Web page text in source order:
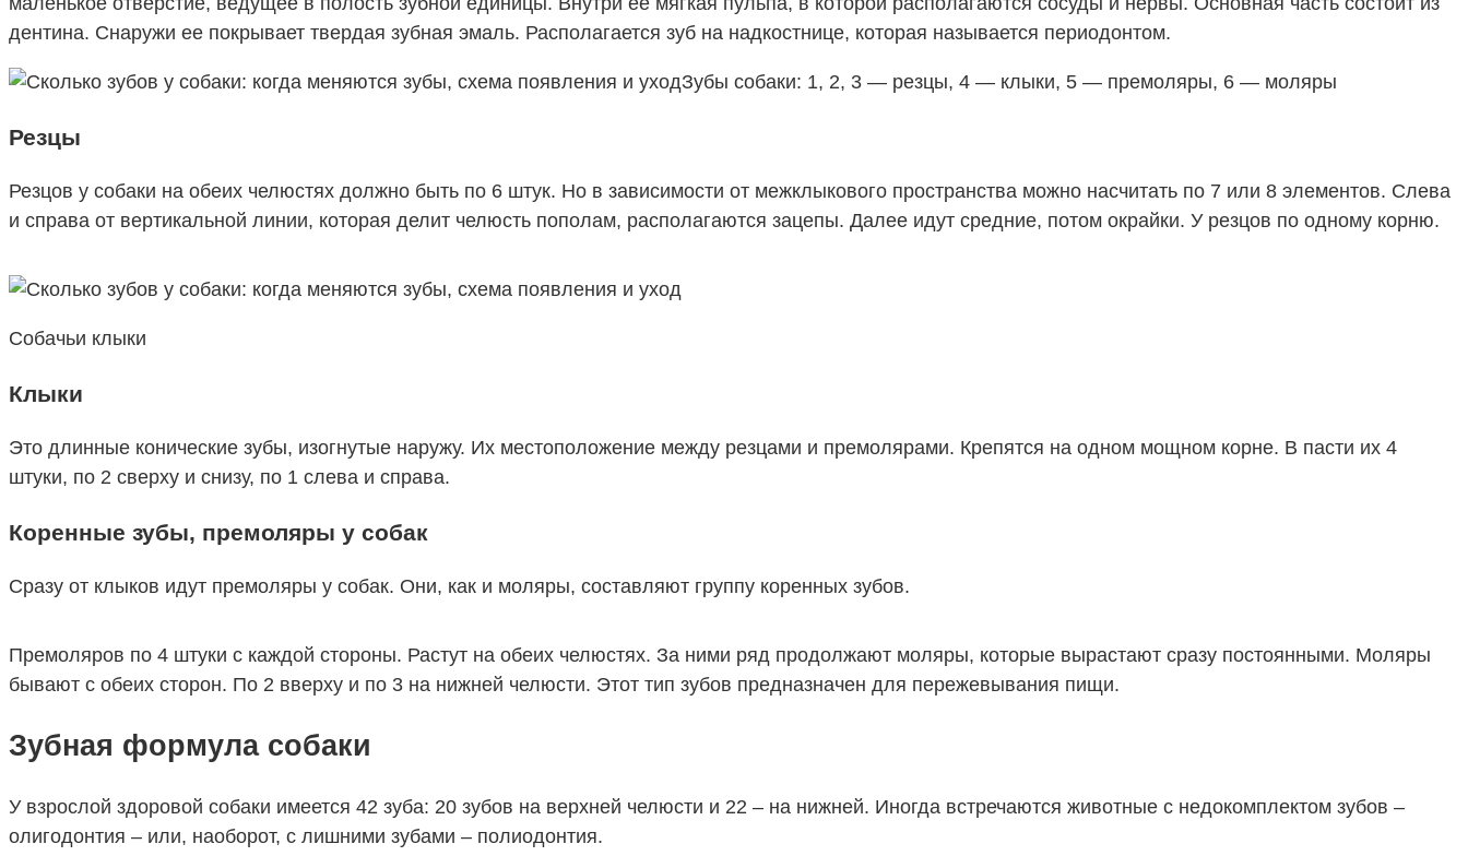
дентина. Снаружи ее покрывает твердая зубная эмаль. Располагается зуб на надкостнице, которая называется периодонтом.
Зубы собаки: 1, 2, 3 — резцы, 4 — клыки, 5 — премоляры, 6 — моляры
Резцы
Резцов у собаки на обеих челюстях должно быть по 6 штук. Но в зависимости от межклыкового пространства можно насчитать по 7 или 8 элементов. Слева
и справа от вертикальной линии, которая делит челюсть пополам, располагаются зацепы. Далее идут средние, потом окрайки. У резцов по одному корню.
Собачьи клыки
Клыки
Это длинные конические зубы, изогнутые наружу. Их местоположение между резцами и премолярами. Крепятся на одном мощном корне. В пасти их 4
штуки, по 2 сверху и снизу, по 1 слева и справа.
Коренные зубы, премоляры у собак
Сразу от клыков идут премоляры у собак. Они, как и моляры, составляют группу коренных зубов.
Премоляров по 4 штуки с каждой стороны. Растут на обеих челюстях. За ними ряд продолжают моляры, которые вырастают сразу постоянными. Моляры
бывают с обеих сторон. По 2 вверху и по 3 на нижней челюсти. Этот тип зубов предназначен для пережевывания пищи.
Зубная формула собаки
У взрослой здоровой собаки имеется 42 зуба: 20 зубов на верхней челюсти и 22 – на нижней. Иногда встречаются животные с недокомплектом зубов –
олигодонтия – или, наоборот, с лишними зубами – полиодонтия.